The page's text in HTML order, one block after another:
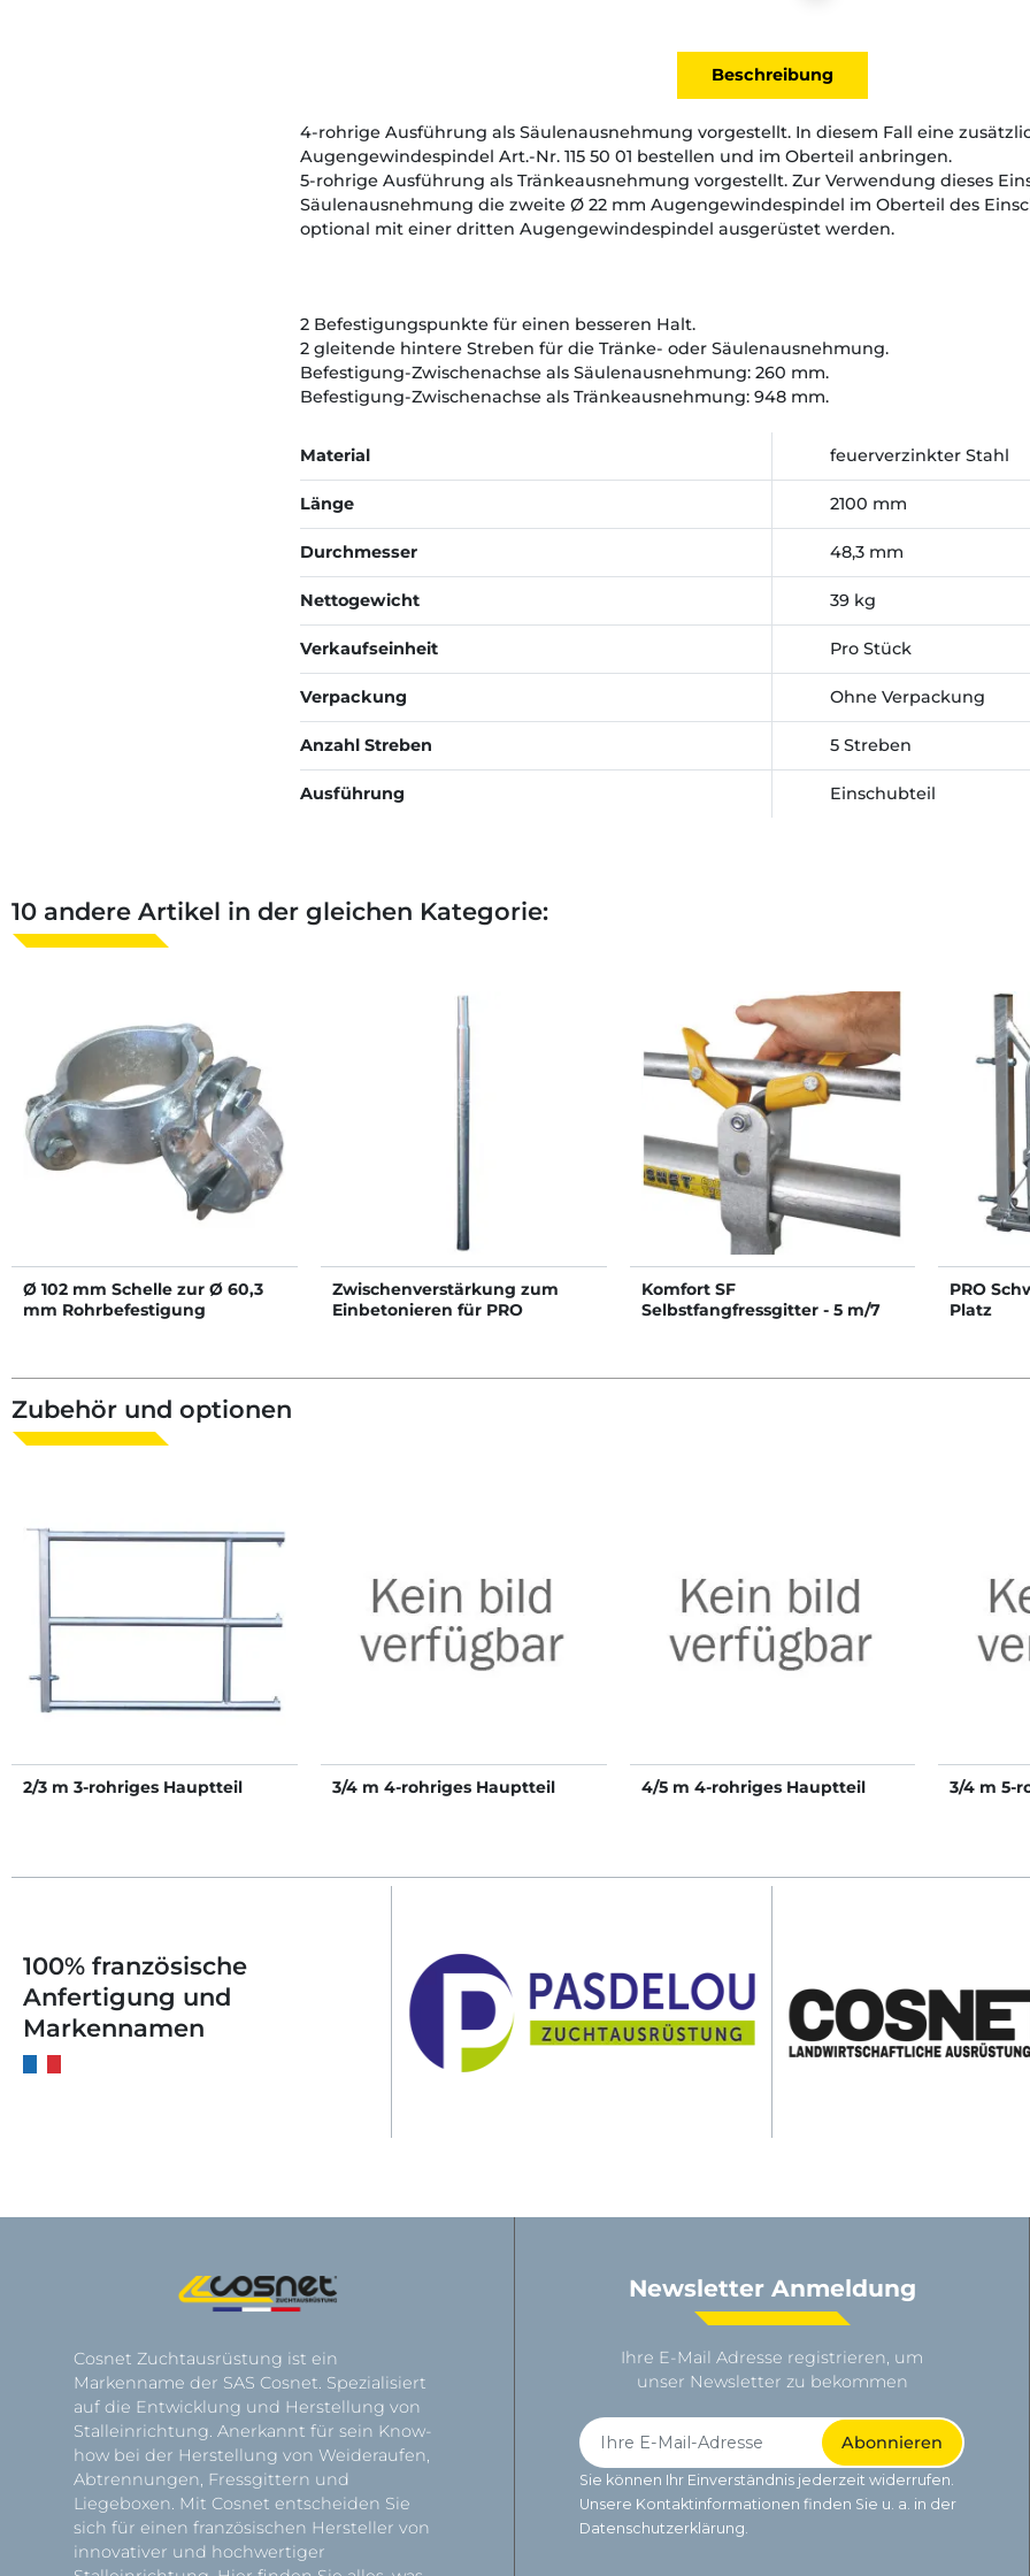
Beschreibung
4-rohrige Ausführung als Säulenausnehmung vorgestellt. In diesem Fall eine
Augengewindespindel Art.-Nr. 115 50 01 bestellen und im Oberteil anbringen.
5-rohrige Ausführung als Tränkeausnehmung vorgestellt. Zur Verwendung dieses
Säulenausnehmung die zweite Ø 22 mm Augengewindespindel im Oberteil des
optional mit einer dritten Augengewindespindel ausgerüstet werden.
2 Befestigungspunkte für einen besseren Halt.
2 gleitende hintere Streben für die Tränke- oder Säulenausnehmung.
Befestigung-Zwischenachse als Säulenausnehmung: 260 mm.
Befestigung-Zwischenachse als Tränkeausnehmung: 948 mm.
Material feuerverzinkter Stahl
Länge 2100 mm
Durchmesser 48,3 mm
Nettogewicht 39 kg
Verkaufseinheit Pro Stück
Verpackung Ohne Verpackung
Anzahl Streben 5 Streben
Ausführung Einschubteil
10 andere Artikel in der gleichen Kategorie:
Ø 102 mm Schelle zur Ø 60,3
mm Rohrbefestigung
Zwischenverstärkung zum
Einbetonieren für PRO
Komfort SF
Selbstfangfressgitter - 5 m/7
PRO
Platz
Zubehör und optionen
2/3 m 3-rohriges Hauptteil 3/4 m 4-rohriges Hauptteil 4/5 m 4-rohriges Hauptteil 3/4 m 5-
100% französische
Anfertigung und
Markennamen
Cosnet Zuchtausrüstung ist ein
Markenname der SAS Cosnet. Spezialisiert
auf die Entwicklung und Herstellung von
Stalleinrichtung. Anerkannt für sein Know-
how bei der Herstellung von Weideraufen,
Abtrennungen, Fressgittern und
Liegeboxen. Mit Cosnet entscheiden Sie
sich für einen französischen Hersteller von
innovativer und hochwertiger
Newsletter Anmeldung
Ihre E-Mail Adresse registrieren, um
unser Newsletter zu bekommen
Sie können Ihr Einverständnis jederzeit widerrufen.
Unsere Kontaktinformationen finden Sie u. a. in der
Datenschutzerklärung.